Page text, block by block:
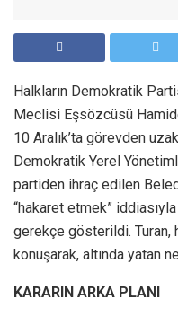
Halkların Demokratik
Meclisi Eşsözcüsü
10 Aralık’ta görevden
Demokratik Yerel
partiden ihraç edilen
“hakaret etmek”
gerekçe gösterildi. Turan,
konuşarak, altında yatan
KARARIN ARKA PLANI